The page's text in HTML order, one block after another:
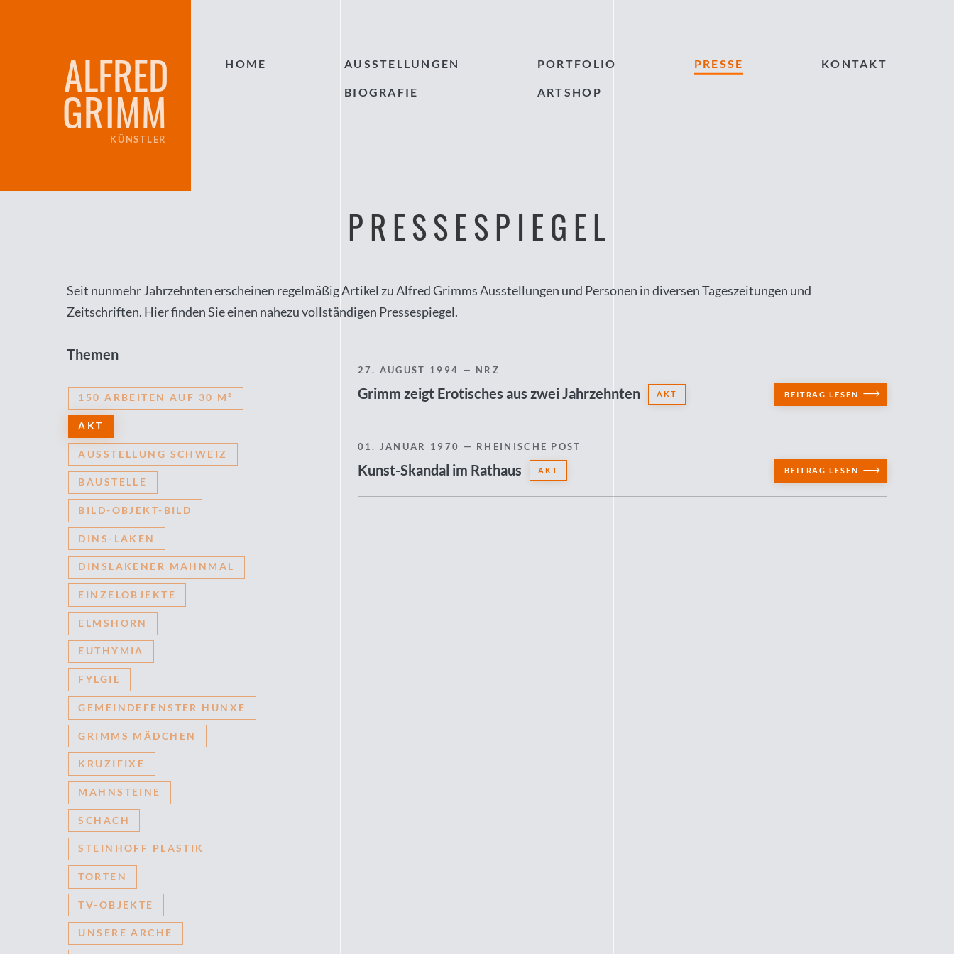
ALFRED
GRIMM
KÜNSTLER
HOME AUSSTELLUNGEN
BIOGRAFIE
PORTFOLIO
ARTSHOP
PRESSE KONTAKT
PRESSESPIEGEL
Seit nunmehr Jahrzehnten erscheinen regelmäßig Artikel zu Alfred Grimms Ausstellungen und Personen in diversen Tageszeitungen und
Zeitschriften. Hier finden Sie einen nahezu vollständigen Pressespiegel.
Themen
150 ARBEITEN AUF 30 M²
AKT
AUSSTELLUNG SCHWEIZ
BAUSTELLE
BILD-OBJEKT-BILD
DINS-LAKEN
DINSLAKENER MAHNMAL
EINZELOBJEKTE
ELMSHORN
EUTHYMIA
FYLGIE
GEMEINDEFENSTER HÜNXE
GRIMMS MÄDCHEN
KRUZIFIXE
MAHNSTEINE
SCHACH
STEINHOFF PLASTIK
TORTEN
TV-OBJEKTE
UNSERE ARCHE
27. AUGUST 1994 — NRZ
Grimm zeigt Erotisches aus zwei Jahrzehnten AKT BEITRAG LESEN
01. JANUAR 1970 — RHEINISCHE POST
Kunst-Skandal im Rathaus AKT BEITRAG LESEN